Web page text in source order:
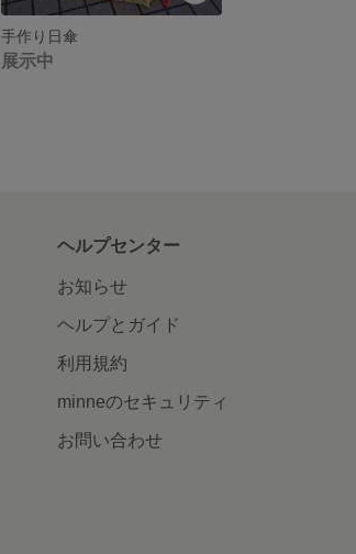
手作り日傘
展示中
ヘルプセンター
お知らせ
ヘルプとガイド
利用規約
minneのセキュリティ
お問い合わせ